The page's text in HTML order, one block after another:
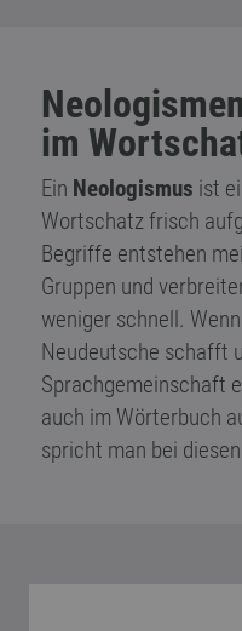
im
Ein Neologismus ist
Wortschatz frisch
Begriffe entstehen
Gruppen und
weniger schnell.
Neudeutsche schafft
Sprachgemeinschaft
auch im Wörterbuch
spricht man bei